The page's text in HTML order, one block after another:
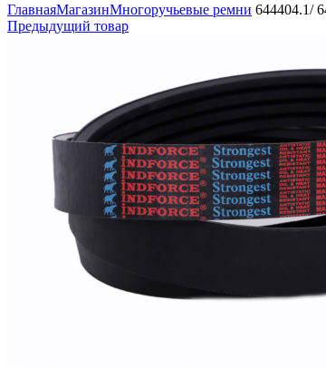
ГлавнаяМагазинМногоручьевые ремни 644404.1/
Предыдущий товар